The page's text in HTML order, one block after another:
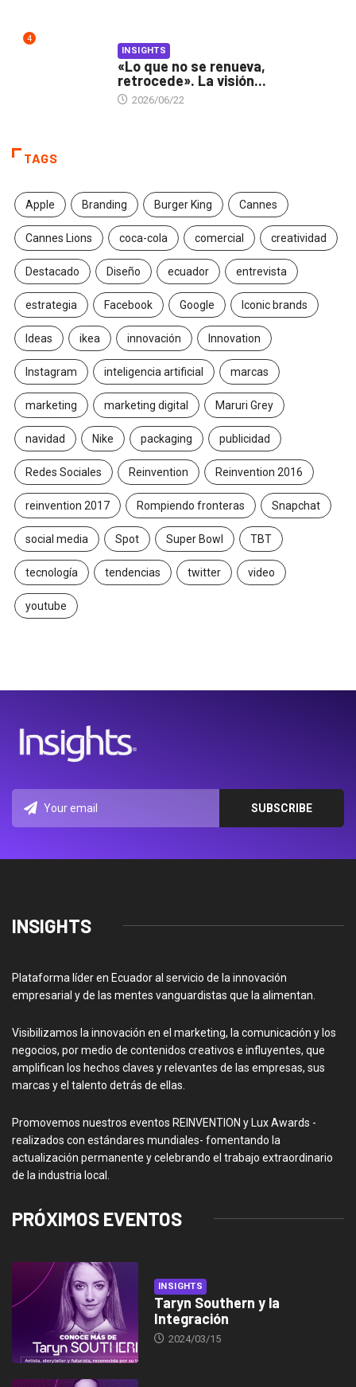
4
INSIGHTS
«Lo que no se renueva,
retrocede». La visión...
2026/06/22
TAGS
Apple Branding Burger King Cannes
Cannes Lions coca-cola comercial creatividad
Destacado Diseño ecuador entrevista
estrategia Facebook Google Iconic brands
Ideas ikea innovación Innovation
Instagram inteligencia artificial marcas
marketing marketing digital Maruri Grey
navidad Nike packaging publicidad
Redes Sociales Reinvention Reinvention 2016
reinvention 2017 Rompiendo fronteras Snapchat
social media Spot Super Bowl TBT
tecnología tendencias twitter video
youtube
INSIGHTS
Plataforma líder en Ecuador al servicio de la innovación
empresarial y de las mentes vanguardistas que la alimentan.
Visibilizamos la innovación en el marketing, la comunicación y los
negocios, por medio de contenidos creativos e influyentes, que
amplifican los hechos claves y relevantes de las empresas, sus
marcas y el talento detrás de ellas.
Promovemos nuestros eventos REINVENTION y Lux Awards -
realizados con estándares mundiales- fomentando la
actualización permanente y celebrando el trabajo extraordinario
de la industria local.
PRÓXIMOS EVENTOS
INSIGHTS
Taryn Southern y la
Integración
2024/03/15